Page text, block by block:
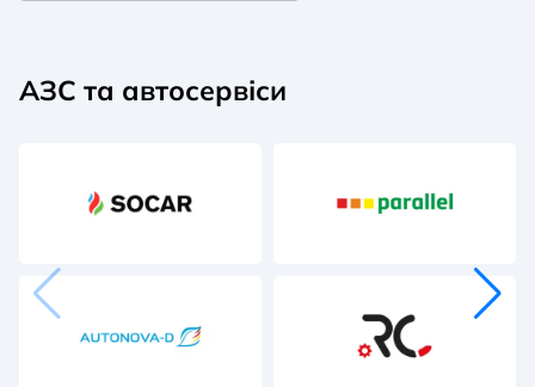
АЗС та автосервіси